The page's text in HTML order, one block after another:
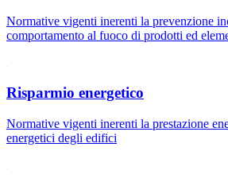
Normative vigenti inerenti la prevenzione
comportamento al fuoco di prodotti ed
Risparmio energetico
Normative vigenti inerenti la prestazione
energetici degli edifici